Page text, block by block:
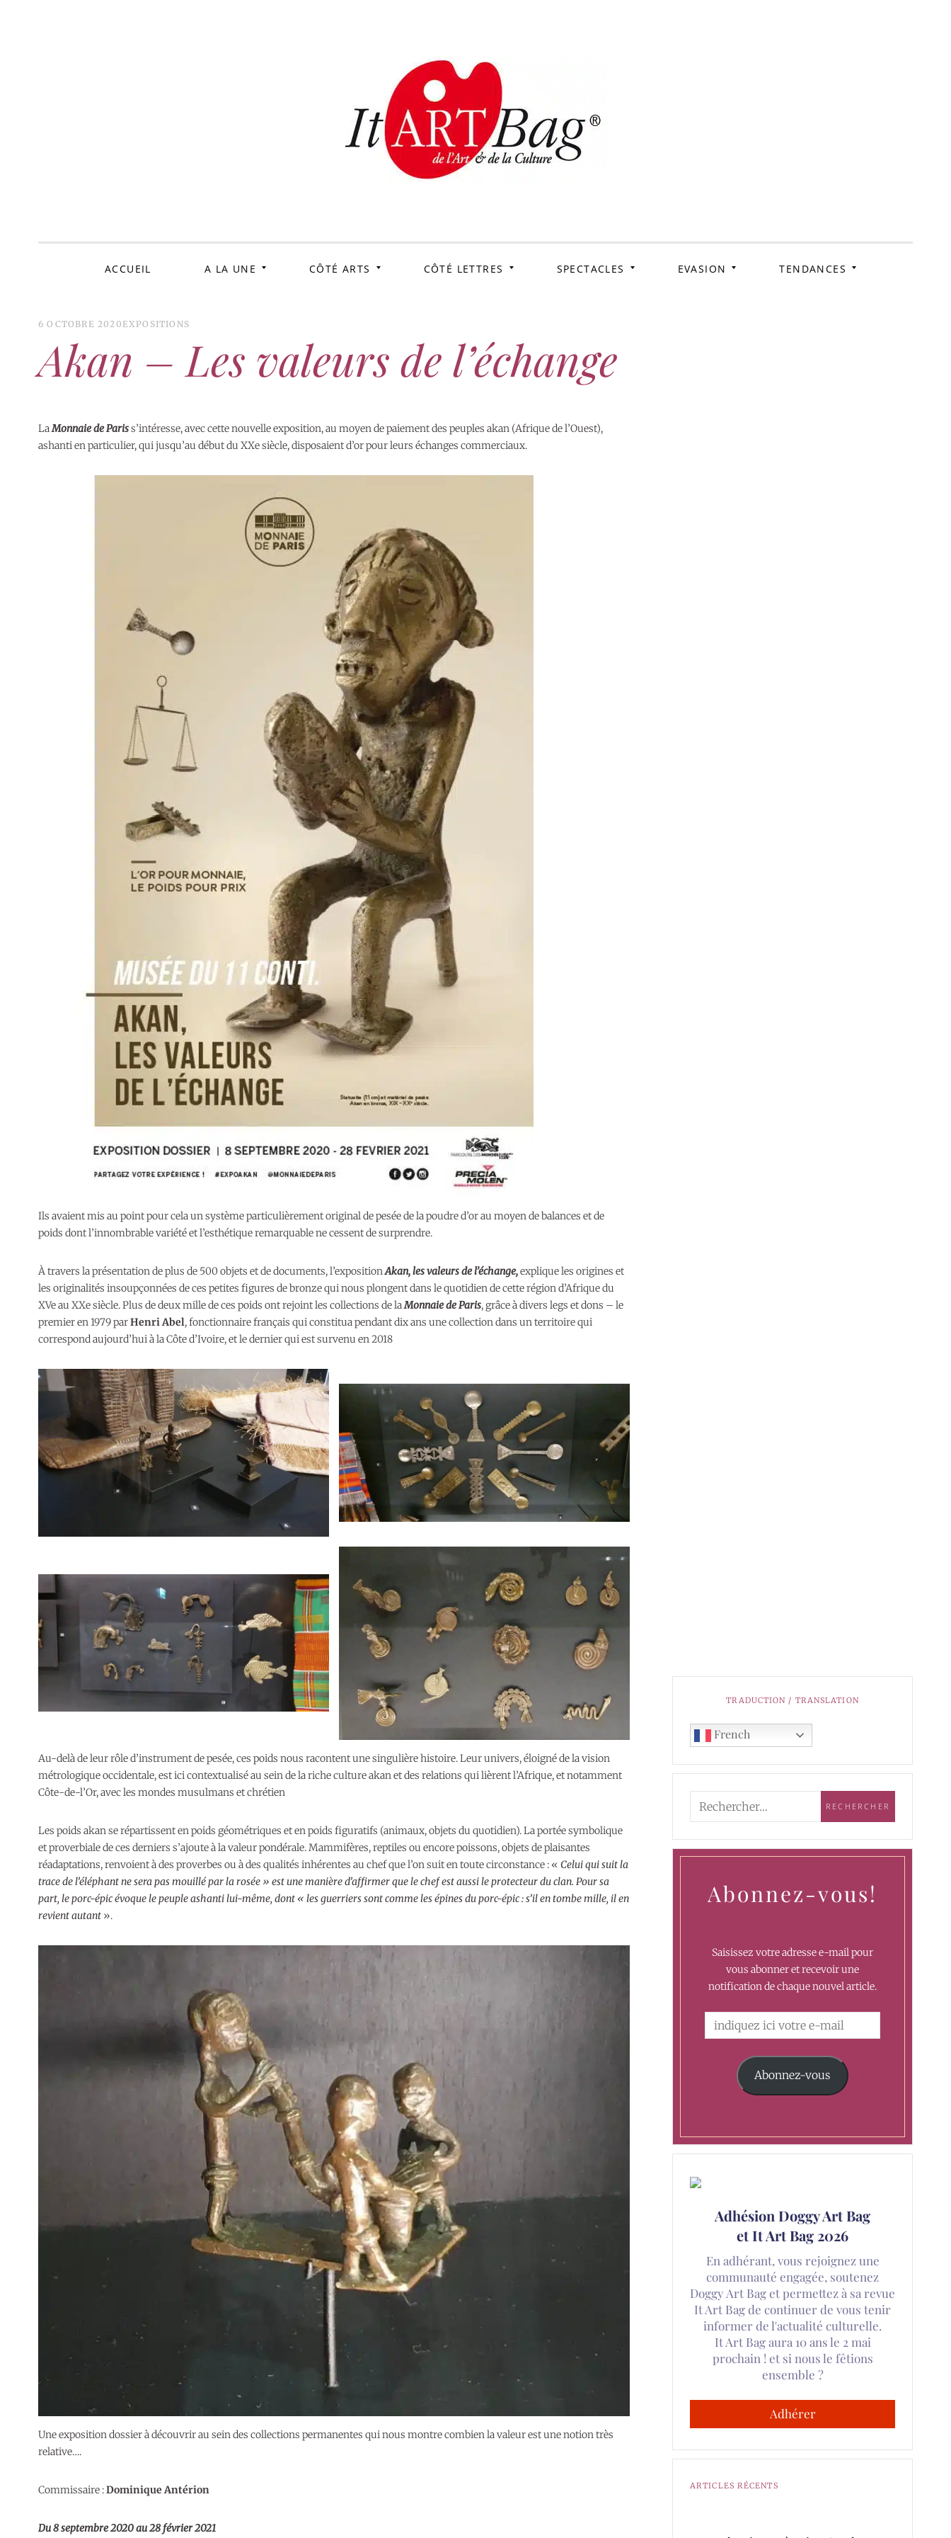
ItArtBag
ACCUEIL A LA UNE CÔTÉ ARTS CÔTÉ LETTRES SPECTACLES EVASION TENDANCES
6 OCTOBRE 2020EXPOSITIONS
Akan – Les valeurs de l’échange
LaMonnaie de Pariss’intéresse, avec cette nouvelle exposition, au moyen de paiement des peuples akan (Afrique de l’Ouest),
ashanti en particulier, qui jusqu’au début du XXe siècle, disposaient d’or pour leurs échanges commerciaux.
Ils avaient mis au point pour cela un système particulièrement original de pesée de la poudre d’or au moyen de balances et de
poids dont l’innombrable variété et l’esthétique remarquable ne cessent de surprendre.
À travers la présentation de plus de 500 objets et de documents, l’expositionAkan, les valeurs de l’échange,explique les origines et
les originalités insoupçonnées de ces petites figures de bronze qui nous plongent dans le quotidien de cette région d’Afrique du
XVe au XXe siècle. Plus de deux mille de ces poids ont rejoint les collections de laMonnaie de Paris, grâce à divers legs et dons – le
premier en 1979 parHenri Abel, fonctionnaire français qui constitua pendant dix ans une collection dans un territoire qui
correspond aujourd’hui à la Côte d’Ivoire, et le dernier qui est survenu en 2018
Au-delà de leur rôle d’instrument de pesée, ces poids nous racontent une singulière histoire. Leur univers, éloigné de la vision
métrologique occidentale, est ici contextualisé au sein de la riche culture akan et des relations qui lièrent l’Afrique, et notamment
Côte-de-l’Or, avec les mondes musulmans et chrétien
Les poids akan se répartissent en poids géométriques et en poids figuratifs (animaux, objets du quotidien). La portée symbolique
et proverbiale de ces derniers s’ajoute à la valeur pondérale. Mammifères, reptiles ou encore poissons, objets de plaisantes
réadaptations, renvoient à des proverbes ou à des qualités inhérentes au chef que l’on suit en toute circonstance : « Celui qui suit la
trace de l’éléphant ne sera pas mouillé par la rosée » est une manière d’affirmer que le chef est aussi le protecteur du clan. Pour sa
part, le porc-épic évoque le peuple ashanti lui-même, dont « les guerriers sont comme les épines du porc-épic : s’il en tombe mille, il en
revient autant».
Une exposition dossier à découvrir au sein des collections permanentes qui nous montre combien la valeur est une notion très
relative….
Commissaire :Dominique Antérion
Du 8 septembre 2020 au 28 février 2021
TRADUCTION / TRANSLATION
French
Abonnez-vous!
Saisissez votre adresse e-mail pour
vous abonner et recevoir une
notification de chaque nouvel article.
Abonnez-vous
Adhésion Doggy Art Bag
et It Art Bag 2026
En adhérant, vous rejoignez une
communauté engagée, soutenez
Doggy Art Bag et permettez à sa revue
It Art Bag de continuer de vous tenir
informer de l'actualité culturelle.
It Art Bag aura 10 ans le 2 mai
prochain ! et si nous le fêtions
ensemble ?
Adhérer
ARTICLES RÉCENTS